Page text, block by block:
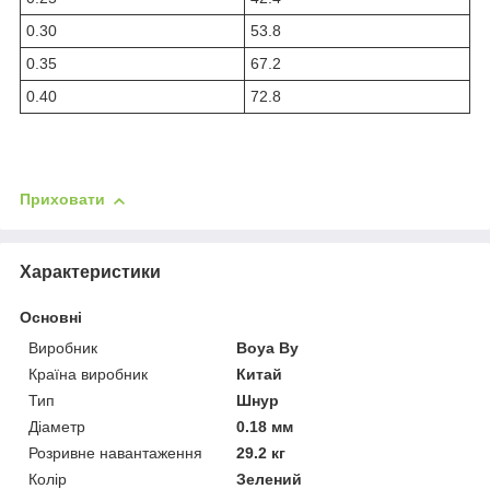
0.30
53.8
0.35
67.2
0.40
72.8
Приховати
Характеристики
Основні
Виробник
Boya By
Країна виробник
Китай
Тип
Шнур
Діаметр
0.18 мм
Розривне навантаження
29.2 кг
Колір
Зелений